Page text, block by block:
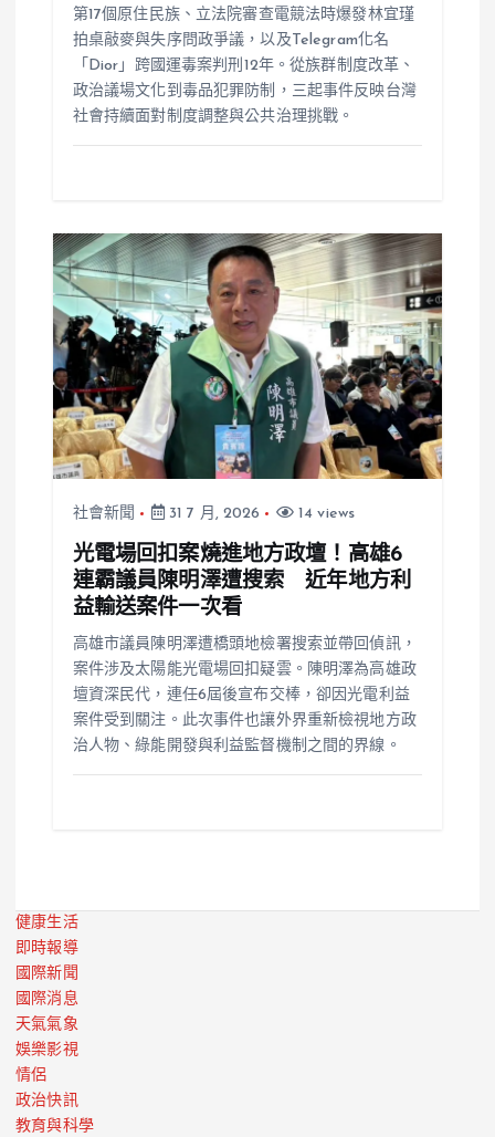
第17個原住民族、立法院審查電競法時爆發林宜瑾
拍桌敲麥與失序問政爭議，以及Telegram化名
「Dior」跨國運毒案判刑12年。從族群制度改革、
政治議場文化到毒品犯罪防制，三起事件反映台灣
社會持續面對制度調整與公共治理挑戰。
社會新聞 31 7 月, 2026 14 views
光電場回扣案燒進地方政壇！高雄6
連霸議員陳明澤遭搜索 近年地方利
益輸送案件一次看
高雄市議員陳明澤遭橋頭地檢署搜索並帶回偵訊，
案件涉及太陽能光電場回扣疑雲。陳明澤為高雄政
壇資深民代，連任6屆後宣布交棒，卻因光電利益
案件受到關注。此次事件也讓外界重新檢視地方政
治人物、綠能開發與利益監督機制之間的界線。
健康生活
即時報導
國際新聞
國際消息
天氣氣象
娛樂影視
情侶
政治快訊
教育與科學